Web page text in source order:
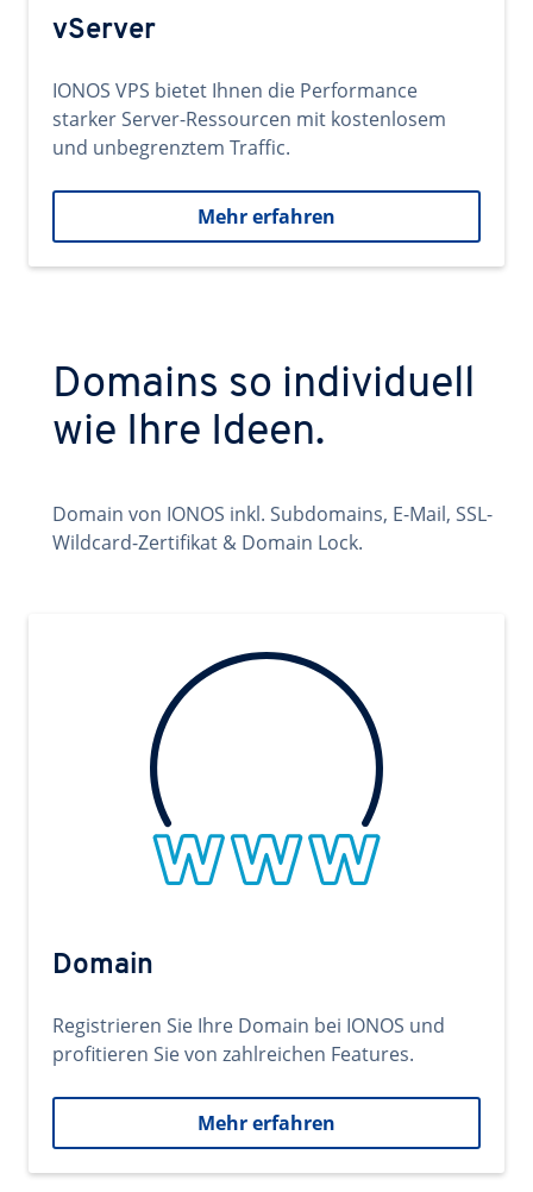
vServer
IONOS VPS bietet Ihnen die Performance
starker Server-Ressourcen mit kostenlosem
und unbegrenztem Traffic.
Mehr erfahren
Domains so individuell
wie Ihre Ideen.
Domain von IONOS inkl. Subdomains, E-Mail, SSL-
Wildcard-Zertifikat & Domain Lock.
Domain
Registrieren Sie Ihre Domain bei IONOS und
profitieren Sie von zahlreichen Features.
Mehr erfahren